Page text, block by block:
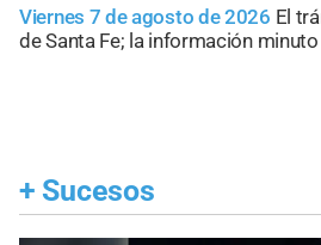
Viernes 7 de agosto de 2026 El
de Santa Fe; la información
+ Sucesos